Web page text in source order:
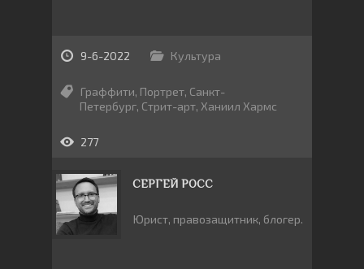
9-6-2022 Культура
Граффити, Портрет, Санкт-
Петербург, Стрит-арт, Ханиил Хармс
277
СЕРГЕЙ РОСС
Юрист, правозащитник, блогер.